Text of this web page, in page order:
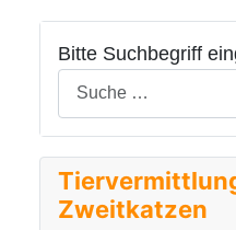
Bitte Suchbegriff
Zweitkatzen